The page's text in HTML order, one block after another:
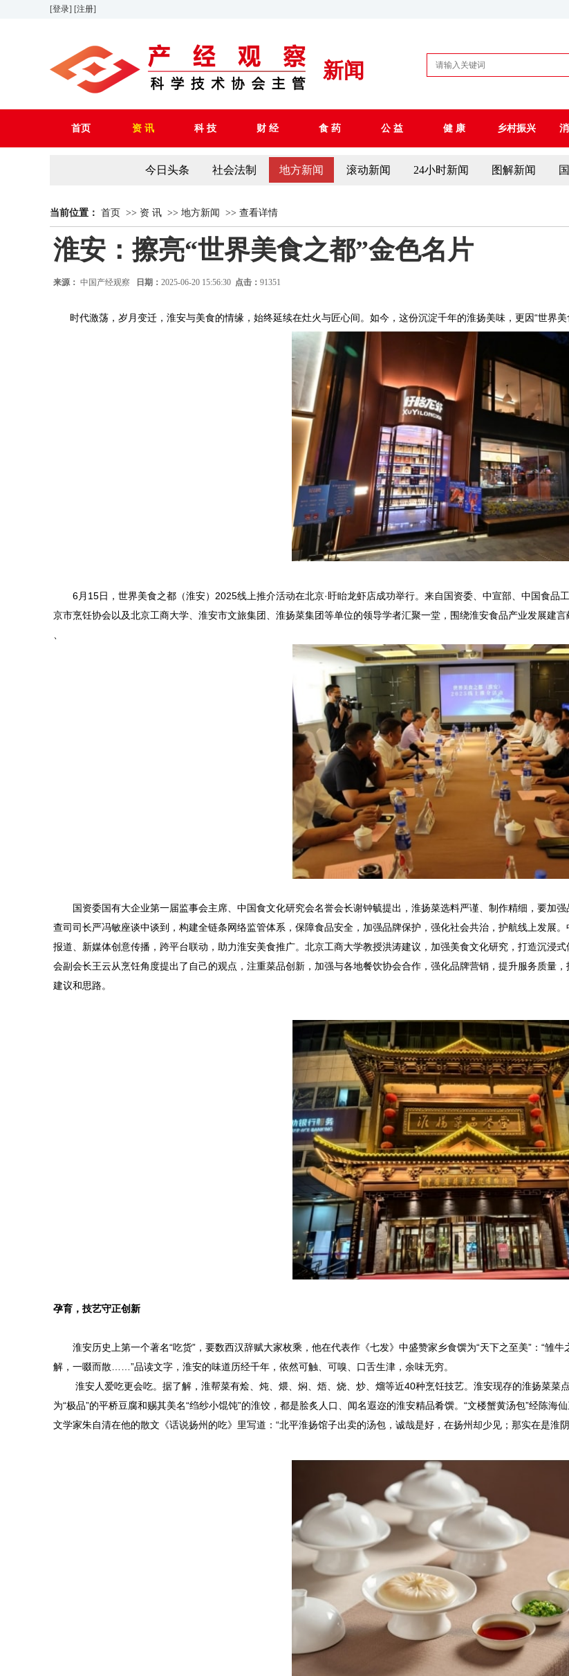
[登录] [注册]
新闻
首页 资 讯 科 技 财 经 食 药 公 益 健 康 乡村振兴
今日头条 社会法制 地方新闻 滚动新闻 24小时新闻 图解新闻
当前位置： 首页 >> 资 讯 >> 地方新闻 >> 查看详情
淮安：擦亮“世界美食之都”金色名片
来源： 中国产经观察 日期： 2025-06-20 15:56:30 点击： 91351
时代激荡，岁月变迁，淮安与美食的情缘，始终延续在灶火与匠心间。如今，这份沉淀千年的淮扬美味，更因“世界
6月15日，世界美食之都（淮安）2025线上推介活动在北京·盱眙龙虾店成功举行。来自国资委、中宣部、中国食品
京市烹饪协会以及北京工商大学、淮安市文旅集团、淮扬菜集团等单位的领导学者汇聚一堂，围绕淮安食品产业发展建言
国资委国有大企业第一届监事会主席、中国食文化研究会名誉会长谢钟毓提出，淮扬菜选料严谨、制作精细，要加
查司司长严冯敏座谈中谈到，构建全链条网络监管体系，保障食品安全，加强品牌保护，强化社会共治，护航线上发展
报道、新媒体创意传播，跨平台联动，助力淮安美食推广。北京工商大学教授洪涛建议，加强美食文化研究，打造沉浸
会副会长王云从烹饪角度提出了自己的观点，注重菜品创新，加强与各地餐饮协会合作，强化品牌营销，提升服务质量
建议和思路。
孕育，技艺守正创新
淮安历史上第一个著名“吃货”，要数西汉辞赋大家枚乘，他在代表作《七发》中盛赞家乡食馔为“天下之至美”：“雏
解，一啜而散……”品读文字，淮安的味道历经千年，依然可触、可嗅、口舌生津，余味无穷。
淮安人爱吃更会吃。据了解，淮帮菜有烩、炖、煨、焖、焐、烧、炒、熘等近40种烹饪技艺。淮安现存的淮扬菜菜
为“极品”的平桥豆腐和赐其美名“绉纱小馄饨”的淮饺，都是脍炙人口、闻名遐迩的淮安精品肴馔。“文楼蟹黄汤包”经陈
文学家朱自清在他的散文《话说扬州的吃》里写道：“北平淮扬馆子出卖的汤包，诚哉是好，在扬州却少见；那实在是淮